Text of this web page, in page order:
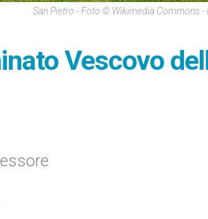
San Pietro - Foto © Wikimedia Commons -
Vescovo